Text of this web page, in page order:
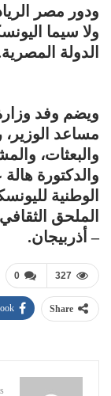
ودور مصر
ولا سيما
الدولة
ويضم وفد وزارة
مساعد
والبعثات،
والدكتورة
الوطنية
الملحق
– أذربيجان.
0 327
Share